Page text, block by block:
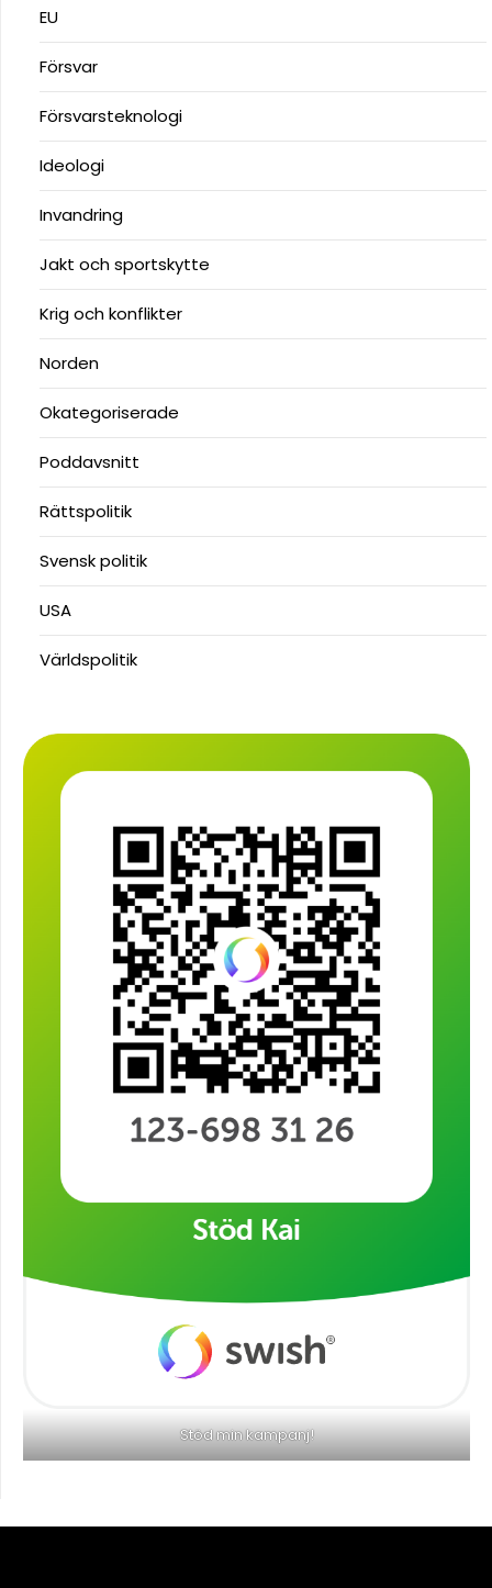
EU
Försvar
Försvarsteknologi
Ideologi
Invandring
Jakt och sportskytte
Krig och konflikter
Norden
Okategoriserade
Poddavsnitt
Rättspolitik
Svensk politik
USA
Världspolitik
Stöd min kampanj!